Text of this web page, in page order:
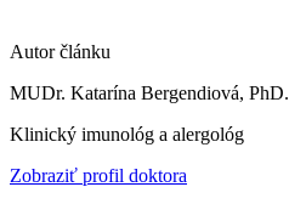
Autor článku
MUDr. Katarína Bergendiová, PhD.
Klinický imunológ a alergológ
Zobraziť profil doktora